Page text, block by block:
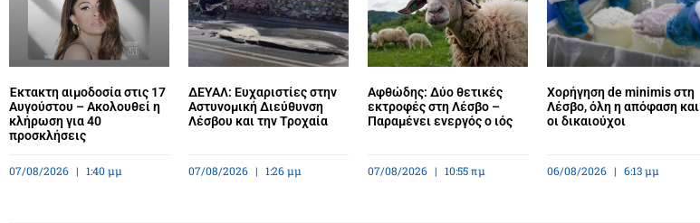
Έκτακτη αιμοδοσία στις 17
Αυγούστου – Ακολουθεί η
κλήρωση για 40
προσκλήσεις
07/08/2026 1:40 μμ
ΔΕΥΑΛ: Ευχαριστίες στην
Αστυνομική Διεύθυνση
Λέσβου και την Τροχαία
07/08/2026 1:26 μμ
Αφθώδης: Δύο θετικές
εκτροφές στη Λέσβο –
Παραμένει ενεργός ο ιός
07/08/2026 10:55 πμ
Χορήγηση de minimis στη
Λέσβο, όλη η απόφαση και
οι δικαιούχοι
06/08/2026 6:13 μμ